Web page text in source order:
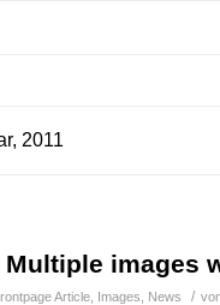
2011
images
Article Images News /